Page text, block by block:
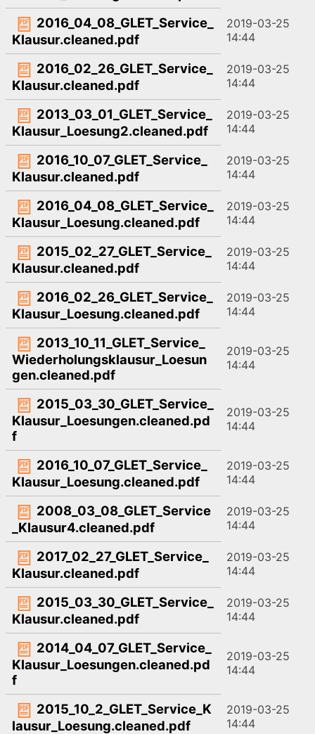
2016_04_08_GLET_Service_
Klausur.cleaned.pdf
2019-03-25
14:44
2016_02_26_GLET_Service_
Klausur.cleaned.pdf
2019-03-25
14:44
2013_03_01_GLET_Service_
Klausur_Loesung2.cleaned.pdf
2019-03-25
14:44
2016_10_07_GLET_Service_
Klausur.cleaned.pdf
2019-03-25
14:44
2016_04_08_GLET_Service_
Klausur_Loesung.cleaned.pdf
2019-03-25
14:44
2015_02_27_GLET_Service_
Klausur.cleaned.pdf
2019-03-25
14:44
2016_02_26_GLET_Service_
Klausur_Loesung.cleaned.pdf
2019-03-25
14:44
2013_10_11_GLET_Service_
Wiederholungsklausur_Loesun
gen.cleaned.pdf
2019-03-25
14:44
2015_03_30_GLET_Service_
Klausur_Loesungen.cleaned.pd
f
2019-03-25
14:44
2016_10_07_GLET_Service_
Klausur_Loesung.cleaned.pdf
2019-03-25
14:44
2008_03_08_GLET_Service
_Klausur4.cleaned.pdf
2019-03-25
14:44
2017_02_27_GLET_Service_
Klausur.cleaned.pdf
2019-03-25
14:44
2015_03_30_GLET_Service_
Klausur.cleaned.pdf
2019-03-25
14:44
2014_04_07_GLET_Service_
Klausur_Loesungen.cleaned.pd
f
2019-03-25
14:44
2015_10_2_GLET_Service_K
lausur_Loesung.cleaned.pdf
2019-03-25
14:44